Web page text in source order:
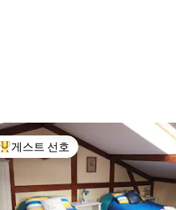
상위 게스트 선호
게스트 선호